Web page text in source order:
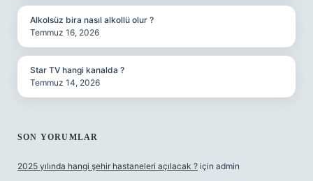
Alkolsüz bira nasıl alkollü olur ?
Temmuz 16, 2026
Star TV hangi kanalda ?
Temmuz 14, 2026
SON YORUMLAR
2025 yılında hangi şehir hastaneleri açılacak ? için admin